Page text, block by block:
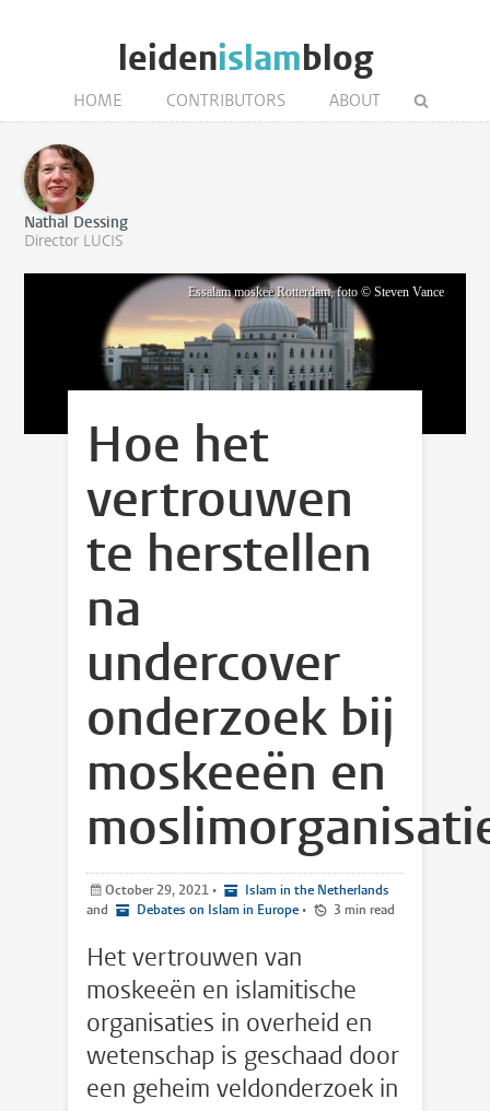
leidenislamblog
HOME CONTRIBUTORS ABOUT
Nathal Dessing
Director LUCIS
Essalam moskee Rotterdam, foto © Steven Vance
Hoe het
vertrouwen
te herstellen
na
undercover
onderzoek bij
moskeeën en
October 29, 2021 •
Islam in the Netherlands
and
Debates on Islam in Europe • 3 min read
Het vertrouwen van
moskeeën en islamitische
organisaties in overheid en
wetenschap is geschaad door
een geheim veldonderzoek in